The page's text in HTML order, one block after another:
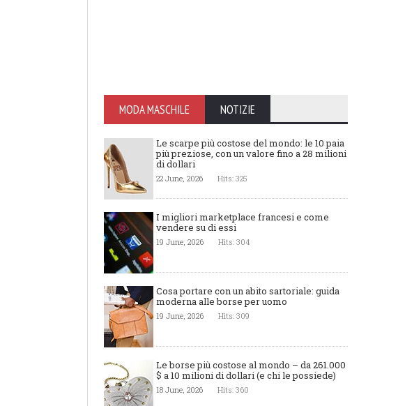
MODA MASCHILE NOTIZIE
Le scarpe più costose del mondo: le 10 paia
più preziose, con un valore fino a 28 milioni
di dollari
22 June, 2026 Hits: 325
I migliori marketplace francesi e come
vendere su di essi
19 June, 2026 Hits: 304
Cosa portare con un abito sartoriale: guida
moderna alle borse per uomo
19 June, 2026 Hits: 309
Le borse più costose al mondo – da 261.000
$ a 10 milioni di dollari (e chi le possiede)
18 June, 2026 Hits: 360